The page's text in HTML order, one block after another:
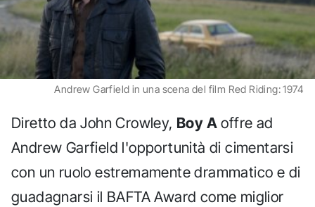
Andrew Garfield in una scena del film Red Riding: 1974
Diretto da John Crowley, Boy A offre ad
Andrew Garfield l'opportunità di cimentarsi
con un ruolo estremamente drammatico e di
guadagnarsi il BAFTA Award come miglior